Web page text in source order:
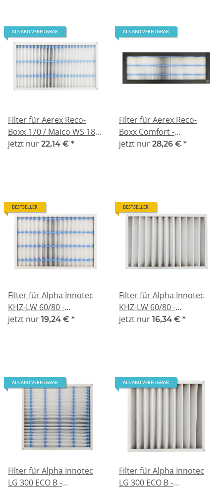
ALS ABO VERFÜGBAR
Filter für Aerex Reco-
Boxx 170 / Maico WS 180
- kompatibel F7
jetzt nur 22,14 € *
ALS ABO VERFÜGBAR
Filter für Aerex Reco-
Boxx Comfort -
kompatibel F7
jetzt nur 28,26 € *
BESTSELLER
Filter für Alpha Innotec
KHZ-LW 60/80 -
kompatibel F7
jetzt nur 19,24 € *
BESTSELLER
Filter für Alpha Innotec
KHZ-LW 60/80 -
kompatibel G4
jetzt nur 16,34 € *
ALS ABO VERFÜGBAR
Filter für Alpha Innotec
LG 300 ECO B -
ALS ABO VERFÜGBAR
Filter für Alpha Innotec
LG 300 ECO B -